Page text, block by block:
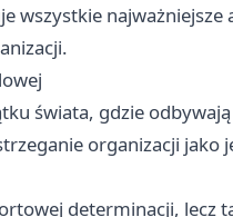
wszystkie najważniejsze
świata, gdzie
organizacji jako
determinacji, lecz